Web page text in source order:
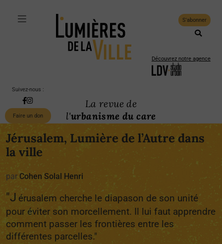
S'abonner
Découvrez notre agence
Suivez-nous :
Faire un don
La revue de
l'urbanisme du care
Jérusalem, Lumière de l’Autre dans
la ville
par Cohen Solal Henri
"J érusalem cherche le diapason de son unité
pour éviter son morcellement. Il lui faut apprendre
comment passer les frontières entre les
différentes parcelles."